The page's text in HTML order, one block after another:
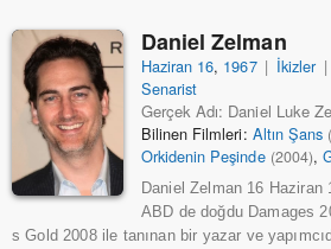
Daniel Zelman
Haziran 16, 1967 | İkizler |
Senarist
Gerçek Adı: Daniel Luke
Bilinen Filmleri: Altın Şans
Orkidenin Peşinde (2004),
Daniel Zelman 16 Haziran
ABD de doğdu Damages
s Gold 2008 ile tanınan bir yazar ve